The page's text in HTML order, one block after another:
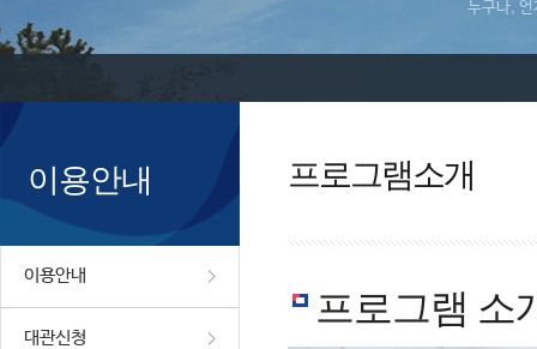
누구나, 언
이용안내
이용안내
대관신청
프로그램소개
프로그램 소